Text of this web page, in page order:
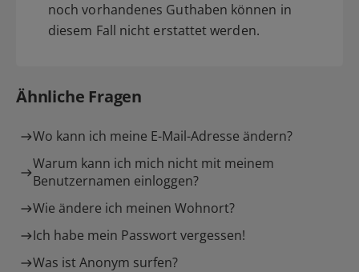
noch vorhandenes Guthaben können in
diesem Fall nicht erstattet werden.
Ähnliche Fragen
Wo kann ich meine E-Mail-Adresse ändern?
Warum kann ich mich nicht mit meinem
Benutzernamen einloggen?
Wie ändere ich meinen Wohnort?
Ich habe mein Passwort vergessen!
Was ist Anonym surfen?